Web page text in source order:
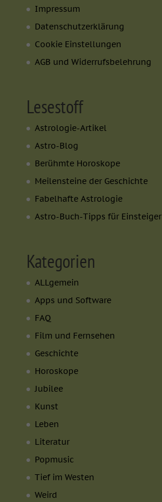
Impressum
Datenschutzerklärung
Cookie Einstellungen
AGB und Widerrufsbelehrung
Lesestoff
Astrologie-Artikel
Astro-Blog
Berühmte Horoskope
Meilensteine der Geschichte
Fabelhafte Astrologie
Astro-Buch-Tipps für Einsteiger
Kategorien
ALLgemein
Apps und Software
FAQ
Film und Fernsehen
Geschichte
Horoskope
Jubilee
Kunst
Leben
Literatur
Popmusic
Tief im Westen
Weird